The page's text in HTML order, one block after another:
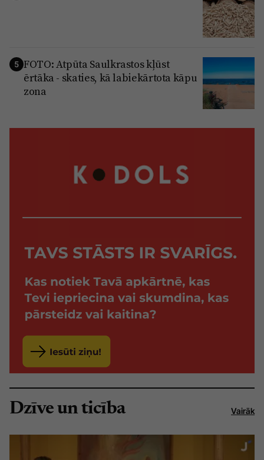
5 FOTO: Atpūta Saulkrastos kļūst
ērtāka - skaties, kā labiekārtota kāpu
zona
Dzīve un ticība Vairāk